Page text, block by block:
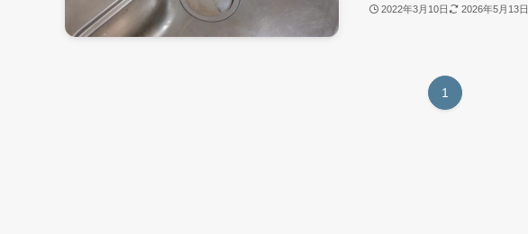
2022年3月10日 2026年5月13日
1